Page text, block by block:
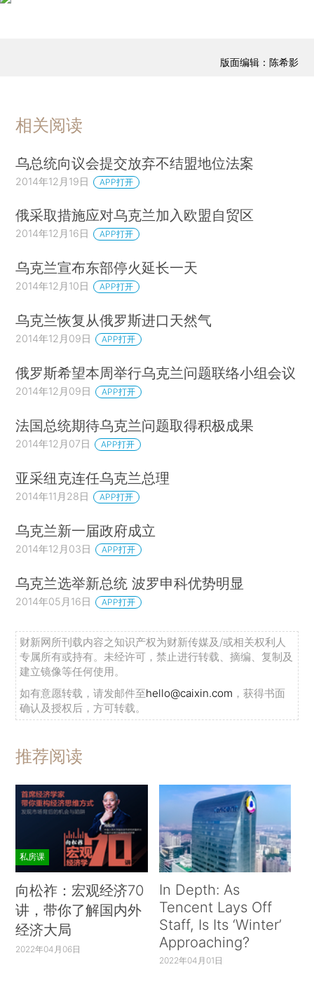
版面编辑：陈希影
相关阅读
乌总统向议会提交放弃不结盟地位法案
2014年12月19日 APP打开
俄采取措施应对乌克兰加入欧盟自贸区
2014年12月16日 APP打开
乌克兰宣布东部停火延长一天
2014年12月10日 APP打开
乌克兰恢复从俄罗斯进口天然气
2014年12月09日 APP打开
俄罗斯希望本周举行乌克兰问题联络小组会议
2014年12月09日 APP打开
法国总统期待乌克兰问题取得积极成果
2014年12月07日 APP打开
亚采纽克连任乌克兰总理
2014年11月28日 APP打开
乌克兰新一届政府成立
2014年12月03日 APP打开
乌克兰选举新总统 波罗申科优势明显
2014年05月16日 APP打开
财新网所刊载内容之知识产权为财新传媒及/或相关权利人
专属所有或持有。未经许可，禁止进行转载、摘编、复制及
建立镜像等任何使用。
如有意愿转载，请发邮件至hello@caixin.com ，获得书面
确认及授权后，方可转载。
推荐阅读
私房课
向松祚：宏观经济70
讲，带你了解国内外
经济大局
2022年04月06日
In Depth: As
Tencent Lays Off
Staff, Is Its ‘Winter’
Approaching?
2022年04月01日